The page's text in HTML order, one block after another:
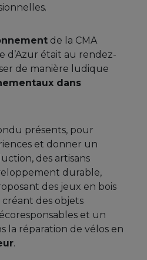
de la CMA
d’Azur était au rendez-
de manière ludique
dans
présents, pour
et donner un
des artisans
durable,
des jeux en bois
des objets
et un
la réparation de vélos en
.